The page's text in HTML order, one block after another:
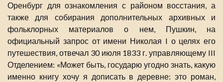
Оренбург для ознакомления с районом восстания, а
также для собирания дополнительных архивных и
фольклорных материалов о нем, Пушкин, на
официальный запрос от имени Николая I о целях его
путешествия, отвечал 30 июля 1833 г. управляющему III
Отделением: «Может быть, государю угодно знать, какую
именно книгу хочу я дописать в деревне: это роман,